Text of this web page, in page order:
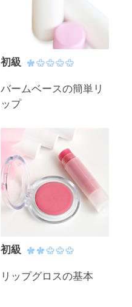
初級
バームベースの簡単リ
ップ
初級
リップグロスの基本